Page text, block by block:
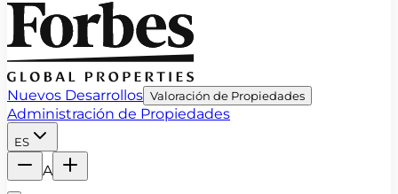
Nuevos Desarrollos Valoración de Propiedades
Administración de Propiedades
ES
A